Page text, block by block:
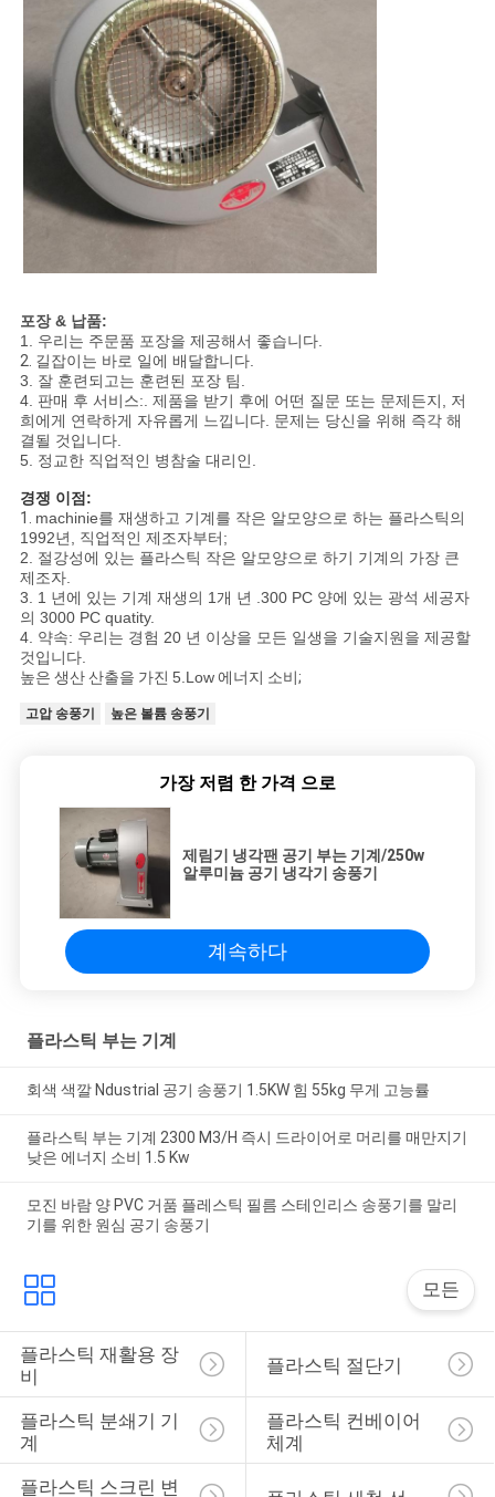
PRIVACY
POLICY
포장 & 납품:
1. 우리는 주문품 포장을 제공해서 좋습니다.
2. 길잡이는 바로 일에 배달합니다.
3. 잘 훈련되고는 훈련된 포장 팀.
4. 판매 후 서비스:. 제품을 받기 후에 어떤 질문 또는 문제든지, 저
희에게 연락하게 자유롭게 느낍니다. 문제는 당신을 위해 즉각 해
결될 것입니다.
5. 정교한 직업적인 병참술 대리인.
경쟁 이점:
1. machinie를 재생하고 기계를 작은 알모양으로 하는 플라스틱의
1992년, 직업적인 제조자부터;
2. 절강성에 있는 플라스틱 작은 알모양으로 하기 기계의 가장 큰
제조자.
3. 1 년에 있는 기계 재생의 1개 년 .300 PC 양에 있는 광석 세공자
의 3000 PC quatity.
4. 약속: 우리는 경험 20 년 이상을 모든 일생을 기술지원을 제공할
것입니다.
높은 생산 산출을 가진 5.Low에너지 소비;
고압 송풍기 높은 볼륨 송풍기
가장 저렴 한 가격 으로
제림기 냉각팬 공기 부는 기계/250w
알루미늄 공기 냉각기 송풍기
계속하다
플라스틱 부는 기계
회색 색깔 Ndustrial 공기 송풍기 1.5KW 힘 55kg 무게 고능률
플라스틱 부는 기계 2300 M3/H 즉시 드라이어로 머리를 매만지기
낮은 에너지 소비 1.5 Kw
모진 바람 양 PVC 거품 플레스틱 필름 스테인리스 송풍기를 말리
기를 위한 원심 공기 송풍기
모든
플라스틱 재활용 장
비
플라스틱 절단기
플라스틱 분쇄기 기
계
플라스틱 컨베이어
체계
플라스틱 스크린 변